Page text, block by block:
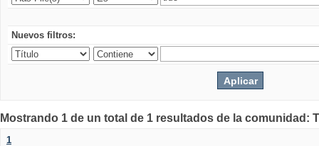
Nuevos filtros:
Mostrando 1 de un total de 1 resultados de la comunidad:
1